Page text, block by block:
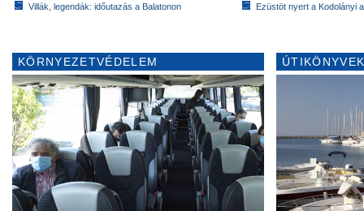
Villák, legendák: időutazás a Balatonon
Ezüstöt nyert a Kodolányi
KÖRNYEZETVÉDELEM